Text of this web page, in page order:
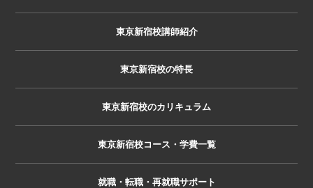
東京新宿校講師紹介
東京新宿校の特長
東京新宿校のカリキュラム
東京新宿校コース・学費一覧
就職・転職・再就職サポート